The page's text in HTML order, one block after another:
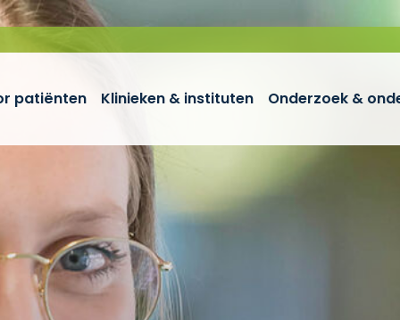
patiënten Klinieken & instituten Onderzoek &